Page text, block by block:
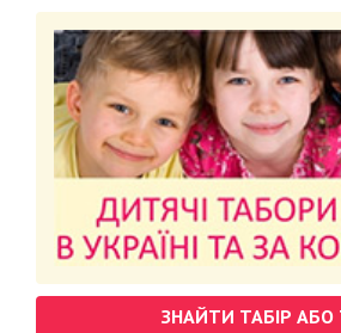
ЗНАЙТИ ТАБІР АБО